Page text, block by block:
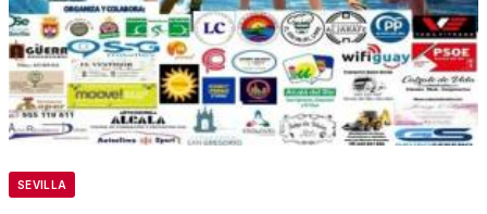
SEVILLA